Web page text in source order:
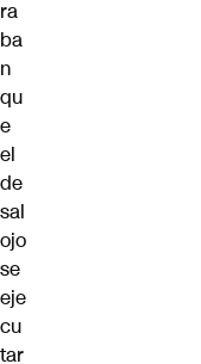
ra
ba
n
qu
e
el
de
sal
ojo
se
eje
cu
tar